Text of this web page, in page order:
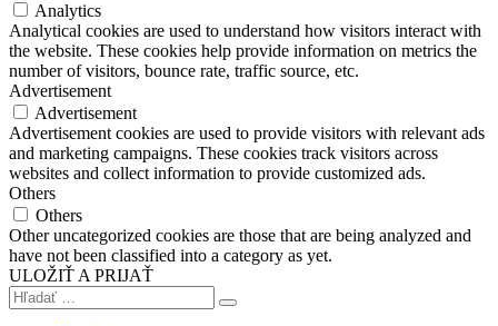
Analytics
Analytical cookies are used to understand how visitors interact with
the website. These cookies help provide information on metrics the
number of visitors, bounce rate, traffic source, etc.
Advertisement
Advertisement
Advertisement cookies are used to provide visitors with relevant ads
and marketing campaigns. These cookies track visitors across
websites and collect information to provide customized ads.
Others
Others
Other uncategorized cookies are those that are being analyzed and
have not been classified into a category as yet.
ULOŽIŤ A PRIJAŤ